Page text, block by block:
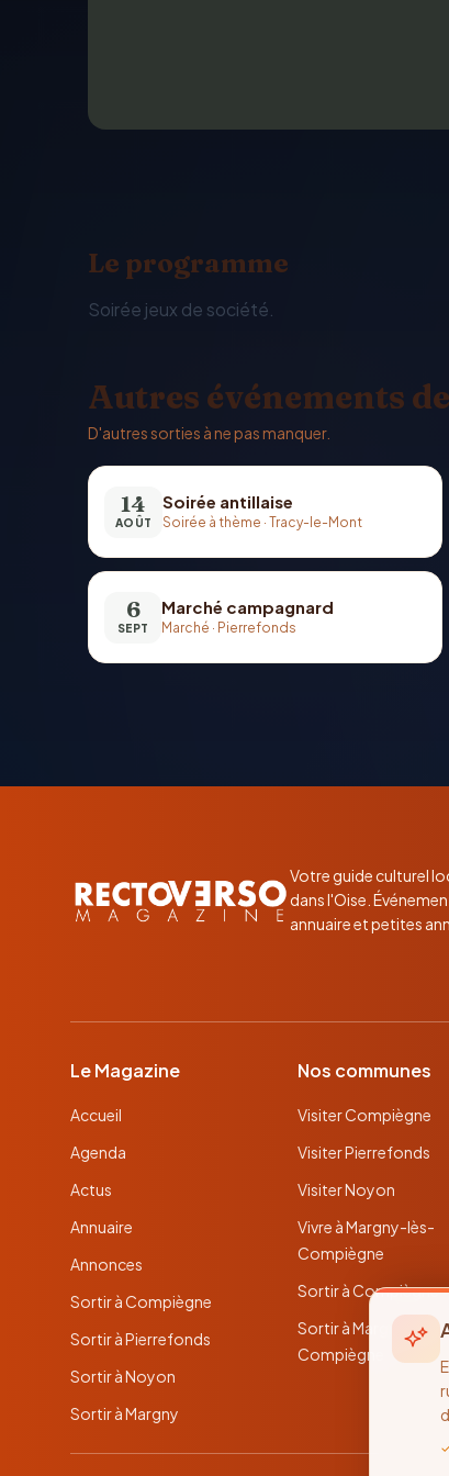
Le programme
Soirée jeux de société.
Autres événements
D'autres sorties à ne pas manquer.
14
AOÛT
Soirée antillaise
Soirée à thème · Tracy-le-Mont
6
SEPT
Marché campagnard
Marché · Pierrefonds
Votre guide culturel
dans l'Oise.
annuaire et petites
Le Magazine
Accueil
Agenda
Actus
Annuaire
Annonces
Sortir à Compiègne
Sortir à Pierrefonds
Sortir à Noyon
Sortir à Margny
Nos communes
Visiter Compiègne
Visiter Pierrefonds
Visiter Noyon
Vivre à Margny-lès-
Compiègne
Sortir à Compiègne
Sortir à Margny-lès-
Compiègne